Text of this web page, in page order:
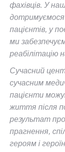
фахівців. У
дотримуємося
пацієнтів, у
ми
реабілітацію
Сучасний
сучасним
пацієнти
життя після
результат
прагнення,
героям і